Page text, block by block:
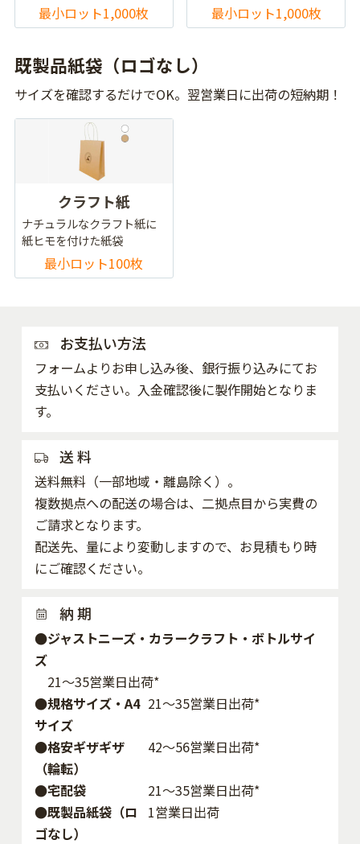
最小ロット1,000枚 最小ロット1,000枚
既製品紙袋（ロゴなし）
サイズを確認するだけでOK。翌営業日に出荷の短納期！
クラフト紙
ナチュラルなクラフト紙に
紙ヒモを付けた紙袋
最小ロット100枚
お支払い方法
フォームよりお申し込み後、銀行振り込みにてお
支払いください。入金確認後に製作開始となりま
す。
送 料
送料無料（一部地域・離島除く）。
複数拠点への配送の場合は、二拠点目から実費の
ご請求となります。
配送先、量により変動しますので、お見積もり時
にご確認ください。
納 期
●ジャストニーズ・カラークラフト・ボトルサイ
ズ
21～35営業日出荷*
●規格サイズ・A4
サイズ
21～35営業日出荷*
●格安ギザギザ
（輪転）
42〜56営業日出荷*
●宅配袋
21～35営業日出荷*
●既製品紙袋（ロ
ゴなし）
1営業日出荷